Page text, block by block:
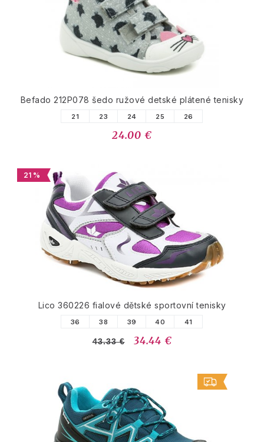
Befado 212P078 šedo ružové detské plátené tenisky
21 23 24 25 26
24.00 €
21 %
Lico 360226 fialové dětské sportovní tenisky
36 38 39 40 41
43.33 € 34.44 €